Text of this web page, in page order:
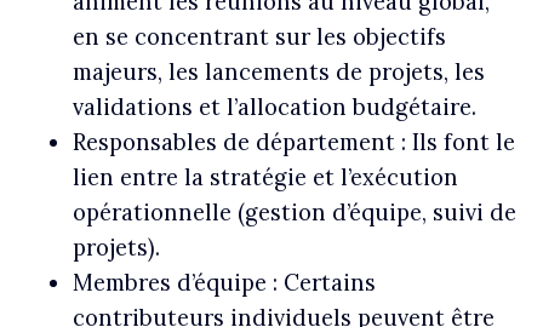
en se concentrant sur les objectifs
majeurs, les lancements de projets, les
validations et l’allocation budgétaire.
Responsables de département : Ils font le
lien entre la stratégie et l’exécution
opérationnelle (gestion d’équipe, suivi de
projets).
Membres d’équipe : Certains
contributeurs individuels peuvent être